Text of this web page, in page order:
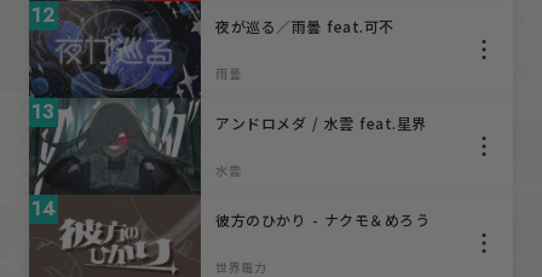
12 夜が巡る／雨曇 feat.可不
雨曇
13 アンドロメダ / 水雲 feat.星界
水雲
14 彼方のひかり - ナクモ＆めろう
世界電力